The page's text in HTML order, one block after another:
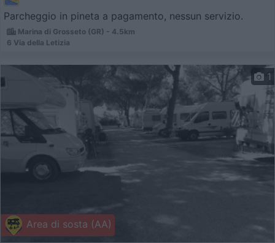
Parcheggio in pineta a pagamento, nessun servizio.
Marina di Grosseto (GR) - 4.5km
6 Via della Letizia
Area di sosta (AA)
1